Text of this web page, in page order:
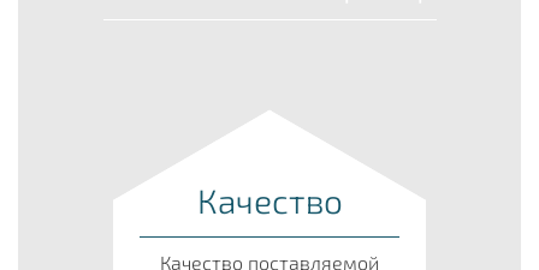
Качество
Качество поставляемой